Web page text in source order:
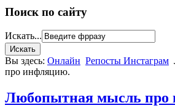
Поиск по сайту
Искать...
Вы здесь: Онлайн Репосты Инстаграм
про инфляцию.
Любопытная мысль про